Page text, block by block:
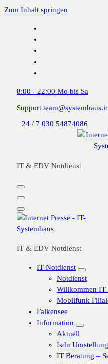
Zum Inhalt springen
8:00 - 22:00 Mo bis Sa
Support team@systemhaus.it
24 / 7 030 54874086
IT & EDV Notdienst
IT & EDV Notdienst
IT Notdienst
Notdienst
Willkommen IT
Mobilfunk
Falkensee
Information
Aktuell
Isdn Umstellung
IT Beratung –